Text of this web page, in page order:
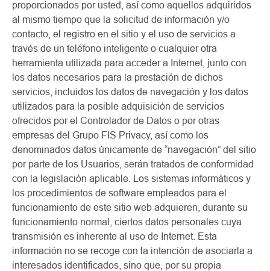
proporcionados por usted, así como aquellos adquiridos
al mismo tiempo que la solicitud de información y/o
contacto, el registro en el sitio y el uso de servicios a
través de un teléfono inteligente o cualquier otra
herramienta utilizada para acceder a Internet, junto con
los datos necesarios para la prestación de dichos
servicios, incluidos los datos de navegación y los datos
utilizados para la posible adquisición de servicios
ofrecidos por el Controlador de Datos o por otras
empresas del Grupo FIS Privacy, así como los
denominados datos únicamente de “navegación” del sitio
por parte de los Usuarios, serán tratados de conformidad
con la legislación aplicable. Los sistemas informáticos y
los procedimientos de software empleados para el
funcionamiento de este sitio web adquieren, durante su
funcionamiento normal, ciertos datos personales cuya
transmisión es inherente al uso de Internet. Esta
información no se recoge con la intención de asociarla a
interesados identificados, sino que, por su propia